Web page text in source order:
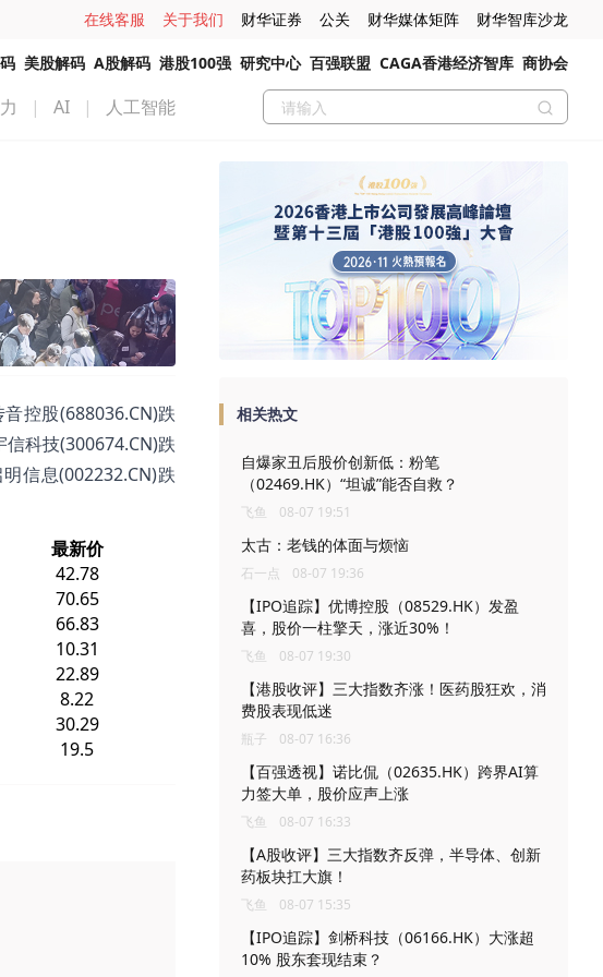
在线客服 关于我们 财华证券 公关 财华媒体矩阵 财华智库沙龙
美股解码 A股解码 港股100强 研究中心 百强联盟 CAGA香港经济智库 商协会
| AI | 人工智能
控股(688036.CN)跌
科技(300674.CN)跌
信息(002232.CN)跌
最新价
42.78
70.65
66.83
10.31
22.89
8.22
30.29
19.5
相关热文
自爆家丑后股价创新低：粉笔
（02469.HK）“坦诚”能否自救？
飞鱼 08-07 19:51
太古：老钱的体面与烦恼
石一点 08-07 19:36
【IPO追踪】优博控股（08529.HK）发盈
喜，股价一柱擎天，涨近30%！
飞鱼 08-07 19:30
【港股收评】三大指数齐涨！医药股狂欢，消
费股表现低迷
瓶子 08-07 16:36
【百强透视】诺比侃（02635.HK）跨界AI算
力签大单，股价应声上涨
飞鱼 08-07 16:33
【A股收评】三大指数齐反弹，半导体、创新
药板块扛大旗！
飞鱼 08-07 15:35
【IPO追踪】剑桥科技（06166.HK）大涨超
10% 股东套现结束？